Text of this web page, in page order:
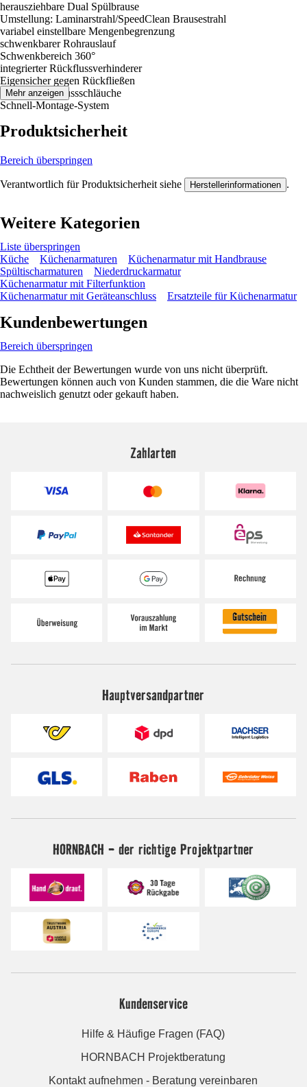
herausziehbare Dual Spülbrause
Umstellung: Laminarstrahl/SpeedClean Brausestrahl
variabel einstellbare Mengenbegrenzung
schwenkbarer Rohrauslauf
Schwenkbereich 360°
integrierter Rückflussverhinderer
Eigensicher gegen Rückfließen
flexible Anschlussschläuche
Schnell-Montage-System
Mehr anzeigen
Produktsicherheit
Bereich überspringen
Verantwortlich für Produktsicherheit siehe Herstellerinformationen .
Weitere Kategorien
Liste überspringen
Küche
Küchenarmaturen
Küchenarmatur mit Handbrause
Spültischarmaturen
Niederdruckarmatur
Küchenarmatur mit Filterfunktion
Küchenarmatur mit Geräteanschluss
Ersatzteile für Küchenarmatur
Kundenbewertungen
Bereich überspringen
Die Echtheit der Bewertungen wurde von uns nicht überprüft.
Bewertungen können auch von Kunden stammen, die die Ware nicht
nachweislich genutzt oder gekauft haben.
Zahlarten
Hauptversandpartner
HORNBACH - der richtige Projektpartner
Kundenservice
Hilfe & Häufige Fragen (FAQ)
HORNBACH Projektberatung
Kontakt aufnehmen - Beratung vereinbaren